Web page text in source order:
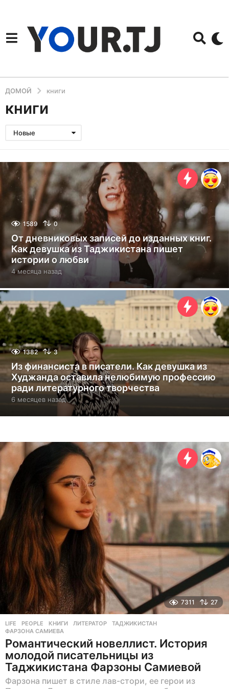
ДОМОЙ книги
книги
Новые
1589 0
От дневниковых записей до изданных книг.
Как девушка из Таджикистана пишет
истории о любви
4 месяца назад
е
я
ц
а
н
а
а
д
1382 3
Из финансиста в писатели. Как девушка из
Худжанда оставила нелюбимую профессию
ради литературного творчества
6 месяцев назад6
е
е
н
а
7311 27
LIFE ,PEOPLE КНИГИ ,ЛИТЕРАТОР ,ТАДЖИКИСТАН
ФАРЗОНА САМИЕВА
Романтический новеллист. История
молодой писательницы из
Таджикистана Фарзоны Самиевой
Фарзона пишет в стиле лав-стори, ее герои из